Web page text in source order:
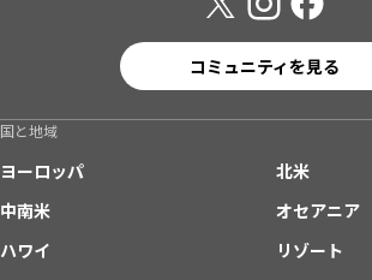
コミュニティを見る
国と地域
ヨーロッパ
北米
中南米
オセアニア
ハワイ
リゾート